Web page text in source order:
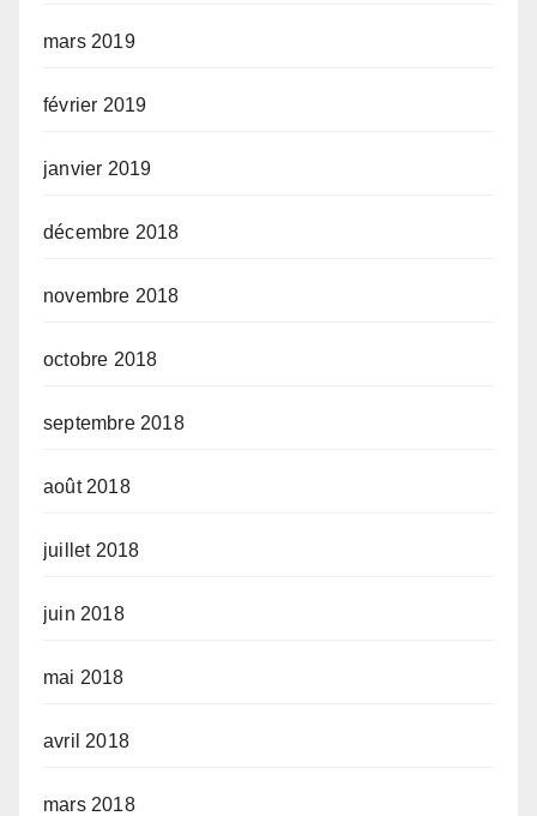
mars 2019
février 2019
janvier 2019
décembre 2018
novembre 2018
octobre 2018
septembre 2018
août 2018
juillet 2018
juin 2018
mai 2018
avril 2018
mars 2018